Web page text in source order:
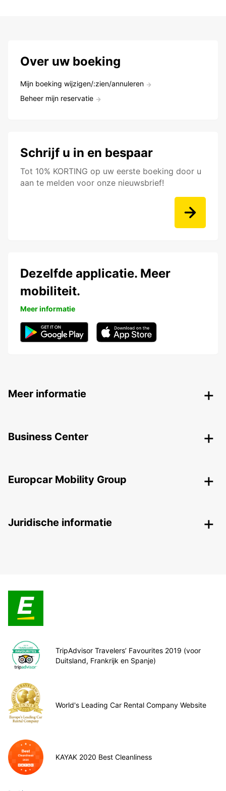
Over uw boeking
Mijn boeking wijzigen/:zien/annuleren
Beheer mijn reservatie
Schrijf u in en bespaar
Tot 10% KORTING op uw eerste boeking door u
aan te melden voor onze nieuwsbrief!
Dezelfde applicatie. Meer
mobiliteit.
Meer informatie
Meer informatie
Business Center
Europcar Mobility Group
Juridische informatie
TripAdvisor Travelers’ Favourites 2019 (voor
Duitsland, Frankrijk en Spanje)
World's Leading Car Rental Company Website
KAYAK 2020 Best Cleanliness